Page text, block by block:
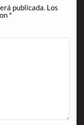
publicada. Los
*